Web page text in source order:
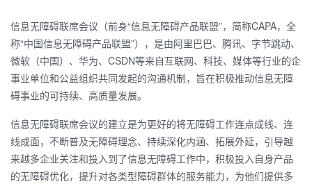
信息无障碍联席会议（前身“信息无障碍产品联盟”，简称CAPA，全
称“中国信息无障碍产品联盟”），是由阿里巴巴、腾讯、字节跳动、
微软（中国）、华为、CSDN等来自互联网、科技、媒体等行业的企
事业单位和公益组织共同发起的沟通机制，旨在积极推动信息无障
碍事业的可持续、高质量发展。
信息无障碍联席会议的建立是为更好的将无障碍工作连点成线、连
线成面，不断普及无障碍理念、持续深化内涵、拓展外延，引导越
来越多企业关注和投入到了信息无障碍工作中，积极投入自身产品
的无障碍优化，提升对各类型障碍群体的服务能力，为他们提供多